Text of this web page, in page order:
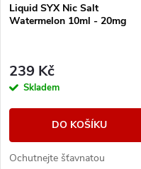
Liquid SYX Nic Salt
Watermelon 10ml - 20mg
239 Kč
Skladem
DO KOŠÍKU
Ochutnejte šťavnatou